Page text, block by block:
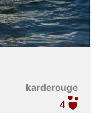
karderouge
4